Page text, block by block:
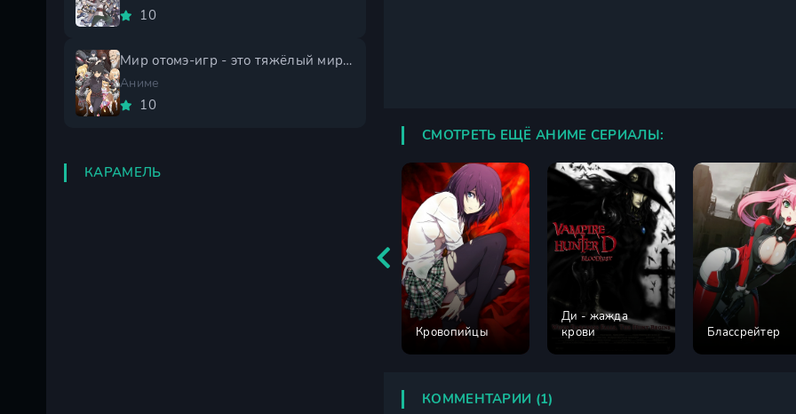
СМОТРЕТЬ ЕЩЁ АНИМЕ СЕРИАЛЫ:
Кровопийцы
Ди - жажда
крови
Блассрейтер
КОММЕНТАРИИ (1)
10
Мир отомэ-игр - это тяжёлый мир для мобов 2 сезон
Аниме
10
КАРАМЕЛЬ